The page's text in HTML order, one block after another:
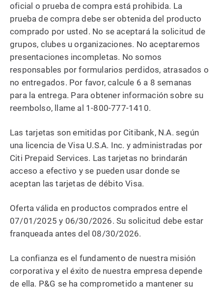
oficial o prueba de compra está prohibida. La
prueba de compra debe ser obtenida del producto
comprado por usted. No se aceptará la solicitud de
grupos, clubes u organizaciones. No aceptaremos
presentaciones incompletas. No somos
responsables por formularios perdidos, atrasados o
no entregados. Por favor, calcule 6 a 8 semanas
para la entrega. Para obtener información sobre su
reembolso, llame al 1-800-777-1410.
Las tarjetas son emitidas por Citibank, N.A. según
una licencia de Visa U.S.A. Inc. y administradas por
Citi Prepaid Services. Las tarjetas no brindarán
acceso a efectivo y se pueden usar donde se
aceptan las tarjetas de débito Visa.
Oferta válida en productos comprados entre el
07/01/2025 y 06/30/2026. Su solicitud debe estar
franqueada antes del 08/30/2026.
La confianza es el fundamento de nuestra misión
corporativa y el éxito de nuestra empresa depende
de ella. P&G se ha comprometido a mantener su